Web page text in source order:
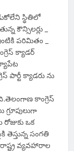
స్థితిలో
కౌన్సిలర్లు _
పరిమితం _
క్యాడర్
పార్టీ క్యాడరు ను
కాంగ్రెస్
గ్రూపులుగా
ఒక
సంగతి
వ్యవహారాల